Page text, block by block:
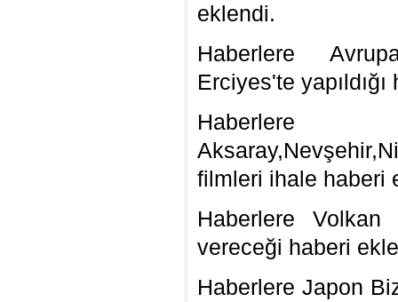
eklendi.
Haberlere
Erciyes'te yapıldığı
filmleri ihale haberi
Haberlere Volkan
vereceği haberi
Haberlere Japon